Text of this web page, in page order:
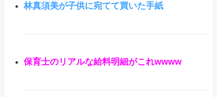
林真須美が子供に宛てて買いた手紙
保育士のリアルな給料明細がこれwwww